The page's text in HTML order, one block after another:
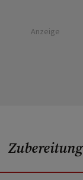
Anzeige
Zubereitung